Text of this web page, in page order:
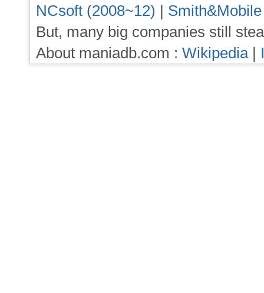
NCsoft (2008~12) |
But, many big companies still
About maniadb.com : Wikipedia|